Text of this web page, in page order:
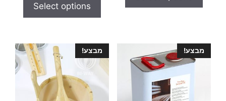
5
o
5
Select options
מבצע! מבצע!